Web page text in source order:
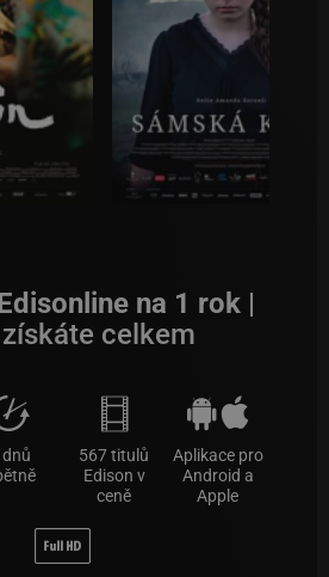
na 1 rok |
získáte celkem
567 titulů
Edison v
ceně
Aplikace pro
Android a
Apple